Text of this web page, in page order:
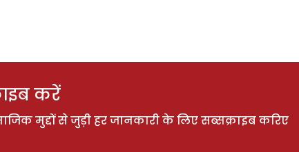
करें
मुद्दों से जुड़ी हर जानकारी के लिए सब्सक्राइब करिए